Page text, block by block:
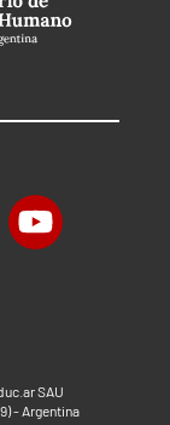
SAU
- Argentina